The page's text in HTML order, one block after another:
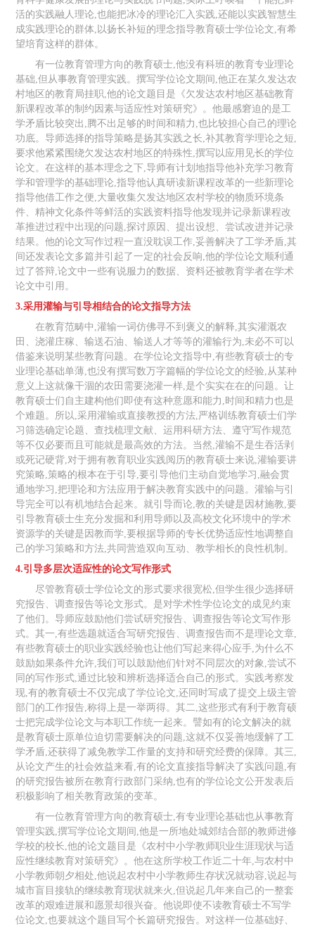
活的实践融人理论,也能把冰冷的理论汇入实践,还能以实践智慧生
成实践理论的群体,以扬长补短的理念指导教育硕士学位论文,有希
望培育这样的群体。
有一位教育管理方向的教育硕士,他没有科班的教育专业理论
基础,但从事教育管理实践。撰写学位论文期间,他正在某久发达农
村地区的教育局挂职,他的论文题目是《欠发达农村地区基础教育
新课程改革的制约因素与适应性对策研究》。他最感窘迫的是工
学矛盾比较突出,腾不出足够的时间和精力,也比较担心自己的理论
功底。导师选择的指导策略是扬其实践之长,补其教育学理论之短,
要求他紧紧围绕欠发达农村地区的特殊性,撰写以应用见长的学位
论文。在这样的基本理念之下,导师有计划地指导他补充学习教育
学和管理学的基础理论,指导他认真研读新课程改革的一些新理论
指导他借工作之便,大量收集欠发达地区农村学校的物质环境条
件、精神文化条件等鲜活的实践资料指导他发现并记录新课程改
革推进过程中出现的问题,探讨原因、提出设想、尝试改进并记录
结果。他的论文写作过程一直没耽误工作,妥善解决了工学矛盾,其
间还发表论文多篇并引起了一定的社会反响,他的学位论文顺利通
过了答辩,论文中一些有说服力的数据、资料还被教育学者在学术
论文中引用。
3.采用灌输与引导相结合的论文指导方法
在教育范畴中,灌输一词仿佛寻不到褒义的解释,其实灌溉农
田、浇灌庄稼、输送石油、输送人才等等的灌输行为,未必不可以
借鉴来说明某些教育问题。在学位论文指导中,有些教育硕士的专
业理论基础单薄,也没有撰写数万字篇幅的学位论文的经验,从某种
意义上这就像干涸的农田需要浇灌一样,是个实实在在的问题。让
教育硕士们自主建构他们即使有这种意愿和能力,时间和精力也是
个难题。所以,采用灌输或直接教授的方法,严格训练教育硕士们学
习筛选确定论题、查找梳理文献、运用科研方法、遵守写作规范
等不仅必要而且可能就是最高效的方法。当然,灌输不是生吞活剥
或死记硬背,对于拥有教育职业实践阅历的教育硕士来说,灌输要讲
究策略,策略的根本在于引导,要引导他们主动自觉地学习,融会贯
通地学习,把理论和方法应用于解决教育实践中的问题。灌输与引
导完全可以有机地结合起来。就引导而论,教的关键是因材施教,要
引导教育硕士生充分发掘和利用导师以及高校文化环境中的学术
资源学的关键是因教而学,要根据导师的专长优势适应性地调整自
己的学习策略和方法,共同营造双向互动、教学相长的良性机制。
4.引导多层次适应性的论文写作形式
尽管教育硕士学位论文的形式要求很宽松,但学生很少选择研
究报告、调查报告等论文形式。是对学术性学位论文的成见约束
了他们。导师应鼓励他们尝试研究报告、调查报告等论文写作形
式。其一,有些选题就适合写研究报告、调查报告而不是理论文章,
有些教育硕士的职业实践经验也让他们写起来得心应手,为什么不
鼓励如果条件允许,我们可以鼓励他们针对不同层次的对象,尝试不
同的写作形式,通过比较和辨析选择适合自己的形式。实践考察发
现,有的教育硕士不仅完成了学位论文,还同时写成了提交上级主管
部门的工作报告,称得上是一举两得。其二,这些形式有利于教育硕
士把完成学位论文与本职工作统一起来。譬如有的论文解决的就
是教育硕士原单位迫切需要解决的问题,这就不仅妥善地缓解了工
学矛盾,还获得了减免教学工作量的支持和研究经费的保障。其三,
从论文产生的社会效益来看,有的论文直接指导解决了实践问题,有
的研究报告被所在教育行政部门采纳,也有的学位论文公开发表后
积极影响了相关教育政策的变革。
有一位教育管理方向的教育硕士,有专业理论基础也从事教育
管理实践,撰写学位论文期间,他是一所地处城郊结合部的教师进修
学校的校长,他的论文题目是《农村中小学教师职业生涯现状与适
应性继续教育对策研究》。他在这所学校工作近二十年,与农村中
小学教师朝夕相处,他说起农村中小学教师生存状况就动容,说起与
城市盲目接轨的继续教育现状就来火,但说起几年来自己的一整套
改革的艰难进展和愿景却很兴奋。他说即使不读教育硕士不写学
位论文,也要就这个题目写个长篇研究报告。对这样一位基础好、